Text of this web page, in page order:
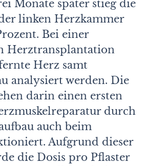
Monate später stieg die
linken Herzkammer
Bei einer
Herztransplantation
Herz samt
analysiert werden. Die
darin einen ersten
durch
auch beim
Aufgrund dieser
die Dosis pro Pflaster